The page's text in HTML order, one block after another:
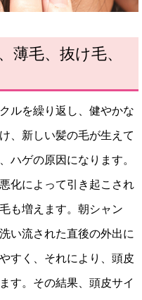
薄毛、抜け毛、
ルを繰り返し、健やかな
、新しい髪の毛が生えて
ハゲの原因になります。
化によって引き起こされ
も増えます。朝シャン
い流された直後の外出に
すく、それにより、頭皮
す。その結果、頭皮サイ